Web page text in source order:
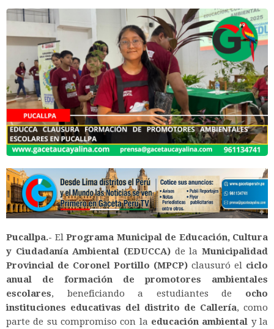
Pucallpa.- El Programa Municipal de Educación, Cultura
y Ciudadanía Ambiental (EDUCCA) de la Municipalidad
Provincial de Coronel Portillo (MPCP) clausuró el ciclo
anual de formación de promotores ambientales
escolares, beneficiando a estudiantes de ocho
instituciones educativas del distrito de Callería, como
parte de su compromiso con la educación ambiental y la